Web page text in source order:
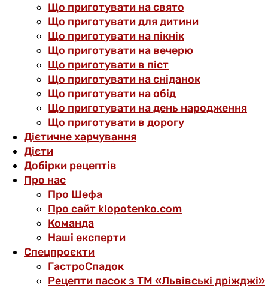
Що приготувати на свято
Що приготувати для дитини
Що приготувати на пікнік
Що приготувати на вечерю
Що приготувати в піст
Що приготувати на сніданок
Що приготувати на обід
Що приготувати на день народження
Що приготувати в дорогу
Дієтичне харчування
Дієти
Добірки рецептів
Про нас
Про Шефа
Про сайт klopotenko.com
Команда
Наші експерти
Спецпроєкти
ГастроСпадок
Рецепти пасок з ТМ «Львівські дріжджі»